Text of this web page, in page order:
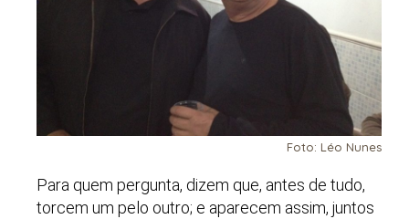
Foto: Léo Nunes
Para quem pergunta, dizem que, antes de tudo,
torcem um pelo outro; e aparecem assim, juntos